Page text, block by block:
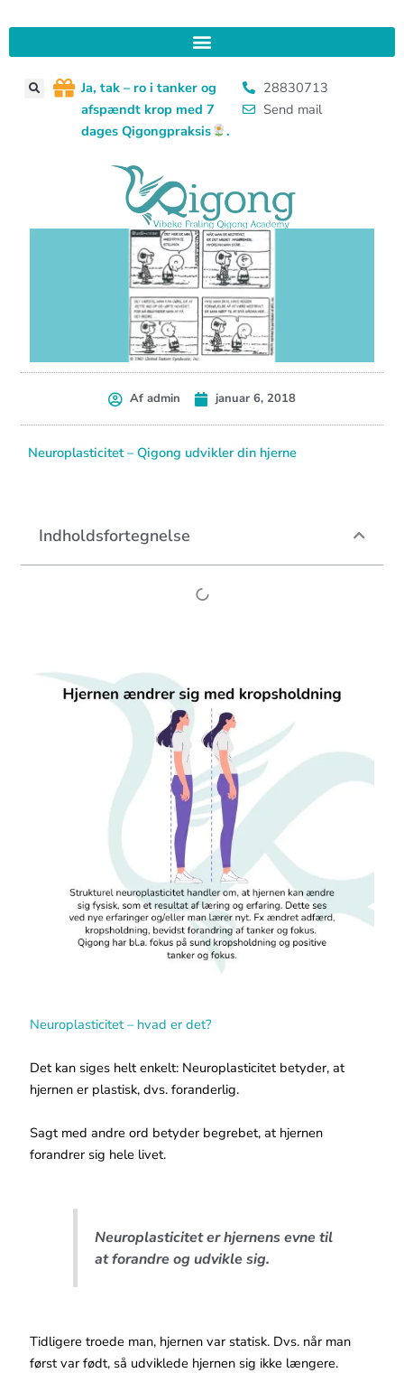
til
indholdet
Ja, tak – ro i tanker og
afspændt krop med 7
dages Qigongpraksis
.
28830713
Send mail
Af admin januar 6, 2018
Neuroplasticitet – Qigong udvikler din hjerne
Indholdsfortegnelse
Neuroplasticitet – hvad er det?
Det kan siges helt enkelt: Neuroplasticitet betyder, at
hjernen er plastisk, dvs. foranderlig.
Sagt med andre ord betyder begrebet, at hjernen
forandrer sig hele livet.
Neuroplasticitet er hjernens evne til
at forandre og udvikle sig.
Tidligere troede man, hjernen var statisk. Dvs. når man
først var født, så udviklede hjernen sig ikke længere.